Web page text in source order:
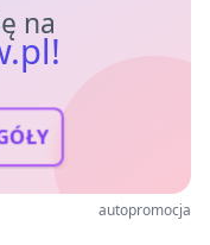
na
autopromocja